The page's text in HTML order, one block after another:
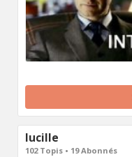
lucille
102 Topis • 19 Abonnés